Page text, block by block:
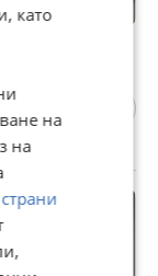
от
M
като
на
на